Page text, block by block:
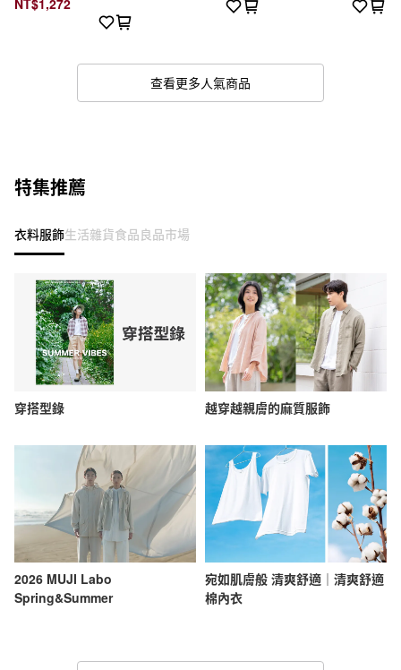
查看更多人氣商品
特集推薦
衣料服飾生活雜貨食品良品市場
穿搭型錄 越穿越親膚的麻質服飾
2026 MUJI Labo
Spring&Summer
宛如肌膚般 清爽舒適｜清爽舒適
棉內衣